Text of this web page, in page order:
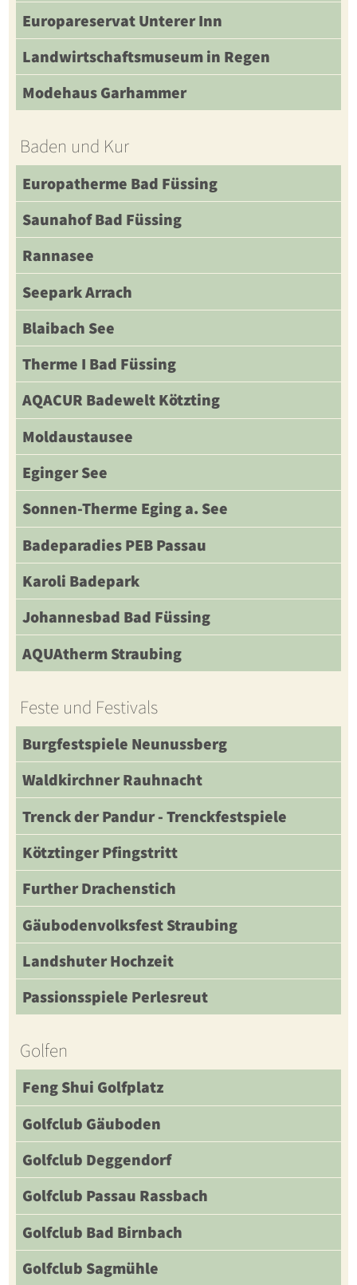
Europareservat Unterer Inn
Landwirtschaftsmuseum in Regen
Modehaus Garhammer
Baden und Kur
Europatherme Bad Füssing
Saunahof Bad Füssing
Rannasee
Seepark Arrach
Blaibach See
Therme I Bad Füssing
AQACUR Badewelt Kötzting
Moldaustausee
Eginger See
Sonnen-Therme Eging a. See
Badeparadies PEB Passau
Karoli Badepark
Johannesbad Bad Füssing
AQUAtherm Straubing
Feste und Festivals
Burgfestspiele Neunussberg
Waldkirchner Rauhnacht
Trenck der Pandur - Trenckfestspiele
Kötztinger Pfingstritt
Further Drachenstich
Gäubodenvolksfest Straubing
Landshuter Hochzeit
Passionsspiele Perlesreut
Golfen
Feng Shui Golfplatz
Golfclub Gäuboden
Golfclub Deggendorf
Golfclub Passau Rassbach
Golfclub Bad Birnbach
Golfclub Sagmühle